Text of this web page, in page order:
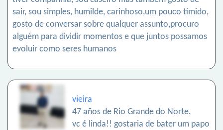
sair, sou simples, humilde, carinhoso,um pouco tímido,
gosto de conversar sobre qualquer assunto,procuro
alguém para dividir momentos e que juntos possamos
evoluir como seres humanos
vieira
47 años de Rio Grande do Norte.
vc é linda!! gostaria de bater um papo